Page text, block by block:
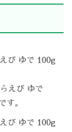
び ゆで 100g
えび ゆで
す。
び ゆで 100g